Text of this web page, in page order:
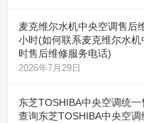
麦克维尔水机中央空调售后
小时(如何联系麦克维尔水
时售后维修服务电话)
2026年7月29日
东芝TOSHIBA中央空调统
查询东芝TOSHIBA中央空